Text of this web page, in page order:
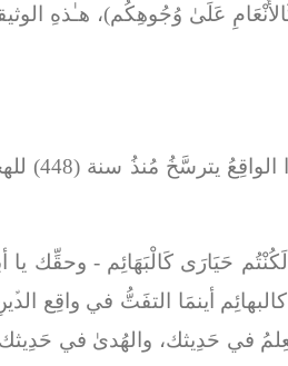
عَلَىٰ وُجُوهِكُم)، هـٰذهِ
: وَاللّهِ واللّهِ
حَيَارَى كَالْبَهَائِم- وحقِّك يا
أينمَا التفَتُّ في واقِع
في حَدِيثك، والهُدىٰ في